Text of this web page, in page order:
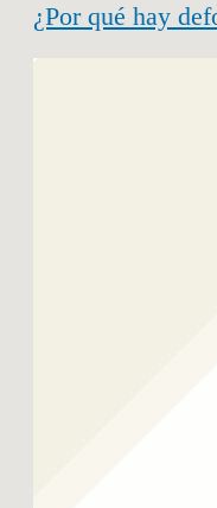
¿Por qué hay